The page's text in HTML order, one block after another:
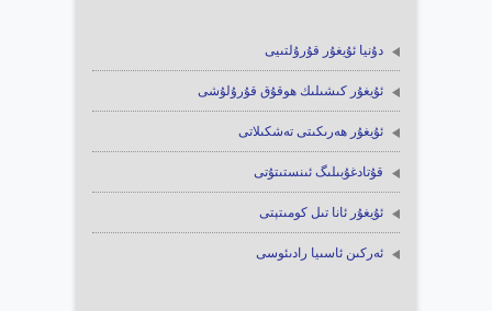
دۇنيا ئۇيغۇر قۇرۇلتىيى
ئۇيغۇر كىشىلىك ھوقۇق قۇرۇلۇشى
ئۇيغۇر ھەرىكىتى تەشكىلاتى
قۇتادغۇبىلىگ ئىنستىتۇتى
ئۇيغۇر ئانا تىل كومىتېتى
ئەركىن ئاسىيا رادىئوسى